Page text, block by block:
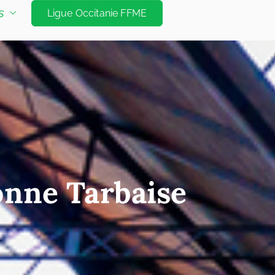
d'escalade de niveau international à Tarbes et
Olympiques. Les disciplines sont vitesse
Ligue Occitanie FFME
Tarbaise